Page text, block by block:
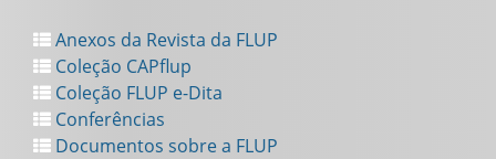
Anexos da Revista da FLUP
Coleção CAPflup
Coleção FLUP e-Dita
Conferências
Documentos sobre a FLUP